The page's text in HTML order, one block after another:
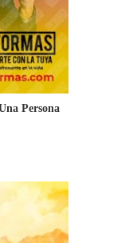
Persona